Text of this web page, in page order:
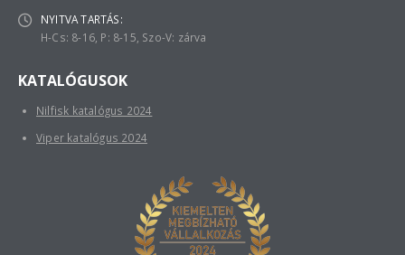
NYITVA TARTÁS:
H-Cs: 8-16, P: 8-15, Szo-V: zárva
KATALÓGUSOK
Nilfisk katalógus 2024
Viper katalógus 2024